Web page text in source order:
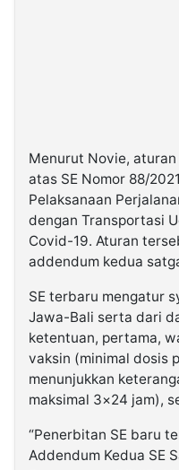
Menurut Novie,
atas SE Nomor 88/
Pelaksanaan
dengan Transportasi
Covid-19. Aturan
addendum kedua
SE terbaru mengatur
Jawa-Bali serta dari
ketentuan, pertama,
vaksin (minimal dosis
menunjukkan
maksimal 3×24 jam),
“Penerbitan SE baru
Addendum Kedua SE